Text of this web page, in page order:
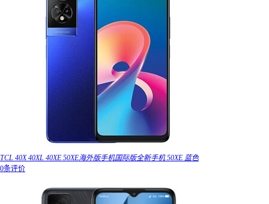
TCL 40X 40XL 40XE 50XE海外版手机国际版全新手机 50XE 蓝色
0条评价